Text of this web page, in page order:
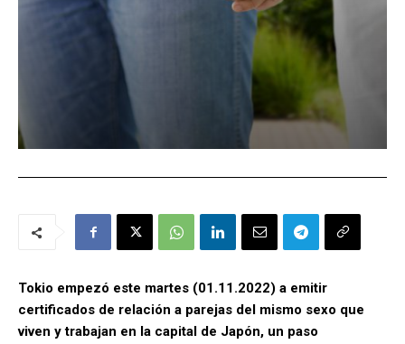
Tokio empezó este martes (01.11.2022) a emitir
certificados de relación a parejas del mismo sexo que
viven y trabajan en la capital de Japón, un paso